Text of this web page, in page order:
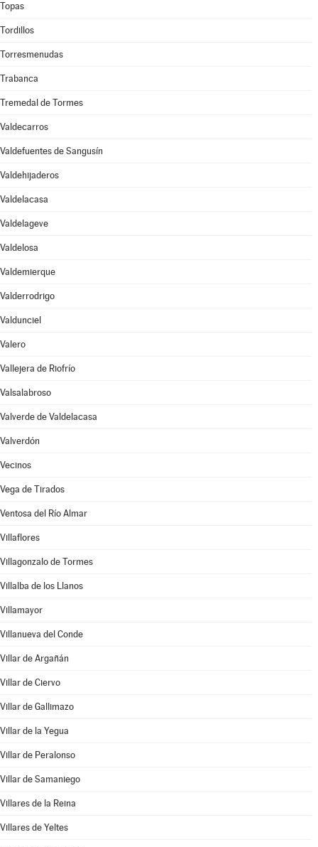
Topas
Tordillos
Torresmenudas
Trabanca
Tremedal de Tormes
Valdecarros
Valdefuentes de Sangusín
Valdehijaderos
Valdelacasa
Valdelageve
Valdelosa
Valdemierque
Valderrodrigo
Valdunciel
Valero
Vallejera de Riofrío
Valsalabroso
Valverde de Valdelacasa
Valverdón
Vecinos
Vega de Tirados
Ventosa del Río Almar
Villaflores
Villagonzalo de Tormes
Villalba de los Llanos
Villamayor
Villanueva del Conde
Villar de Argañán
Villar de Ciervo
Villar de Gallimazo
Villar de la Yegua
Villar de Peralonso
Villar de Samaniego
Villares de la Reina
Villares de Yeltes